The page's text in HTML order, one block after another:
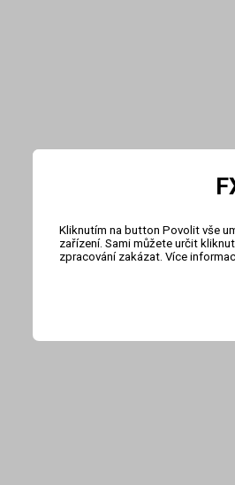
Kliknutím na button Povolit vše
zařízení. Sami můžete určit
zpracování zakázat. Více